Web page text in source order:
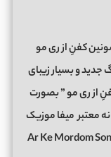
کفنِ از ری مو
جدید و بسیار زیبای
از ری مو ” بصورت
میفا موزیک
Ar Ke Mordom